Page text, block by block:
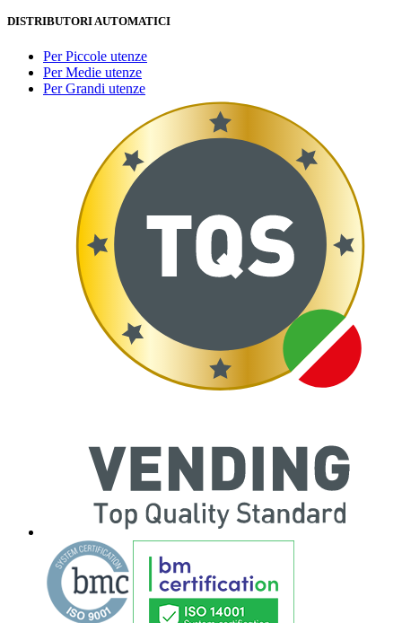
DISTRIBUTORI AUTOMATICI
Per Piccole utenze
Per Medie utenze
Per Grandi utenze